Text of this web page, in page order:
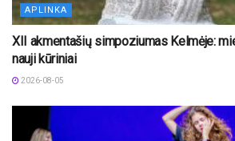
APLINKA
XII akmentašių simpoziumas Kelmėje:
nauji kūriniai
2026-08-05